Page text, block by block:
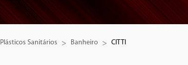
Plásticos Sanitários Banheiro CITTI